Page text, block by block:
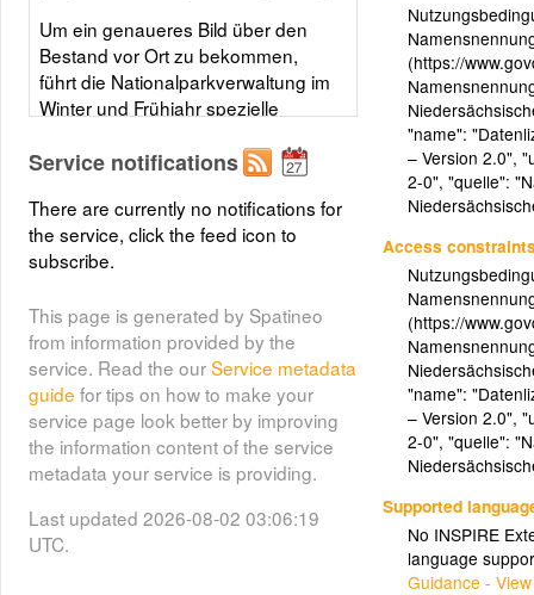
(https://
"name":
– Version 2.0",
2-0", "quelle":
Access
(https://
"name":
– Version 2.0",
2-0", "quelle":
Supported
No INSPIRE
language
Guidance -
Um ein genaueres Bild über den
Bestand vor Ort zu bekommen,
führt die Nationalparkverwaltung im
Winter und Frühjahr spezielle
wird der Nachwuchs geboren und
im Frühjahr schließt sich der
jährliche Fellwechsel der
Kegelrobben an - beide
Lebensabschnitte bieten eine gute
zählen.
Kegelrobbenzählung im
Nationalpark Niedersächsisches
Wattenmeer Winter/Frühjahr
2011/2012
(Kegelrobben:Kegelrobben_2011_2012_ETRS_89)
Um ein genaueres Bild über den
Service notifications
There are currently no notifications for
the service, click the feed icon to
subscribe.
This page is generated by Spatineo
from information provided by the
service. Read the ourService metadata
guide for tips on how to make your
service page look better by improving
the information content of the service
metadata your service is providing.
Last updated 2026-08-02 03:06:19
UTC.